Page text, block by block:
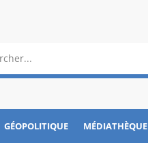
GÉOPOLITIQUE MÉDIATHÈQUE